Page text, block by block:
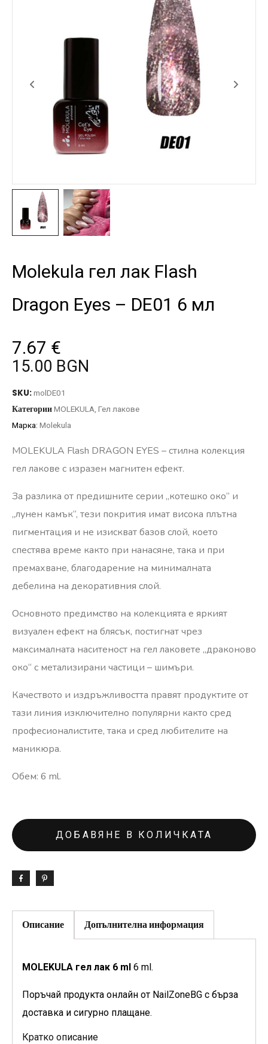
Molekula гел лак Flash
Dragon Eyes – DE01 6 мл
7.67 €
15.00 BGN
SKU:molDE01
КатегорииMOLEKULA Гел лакове
Марка: Molekula
MOLEKULA Flash DRAGON EYES – стилна колекция
гел лакове с изразен магнитен ефект.
За разлика от предишните серии „котешко око“ и
„лунен камък“, тези покрития имат висока плътна
пигментация и не изискват базов слой, което
спестява време както при нанасяне, така и при
премахване, благодарение на минималната
дебелина на декоративния слой.
Основното предимство на колекцията е яркият
визуален ефект на блясък, постигнат чрез
максималната наситеност на гел лаковете „драконово
око“ с метализирани частици – шимъри.
Качеството и издръжливостта правят продуктите от
тази линия изключително популярни както сред
професионалистите, така и сред любителите на
маникюра.
Обем: 6 ml.
ДОБАВЯНЕ В КОЛИЧКАТА
Описание Допълнителна информация
MOLEKULA гел лак 6 ml 6 ml.
Поръчай продукта онлайн от NailZoneBG с бърза
доставка и сигурно плащане.
Кратко описание